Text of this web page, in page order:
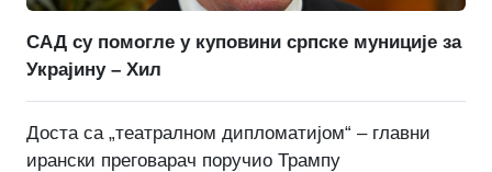
САД су помогле у куповини српске муниције за
Украјину – Хил
Доста са „театралном дипломатијом“ – главни
ирански преговарач поручио Трампу